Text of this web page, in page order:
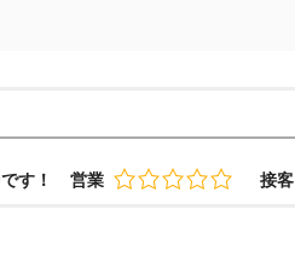
す！ 営業 接客